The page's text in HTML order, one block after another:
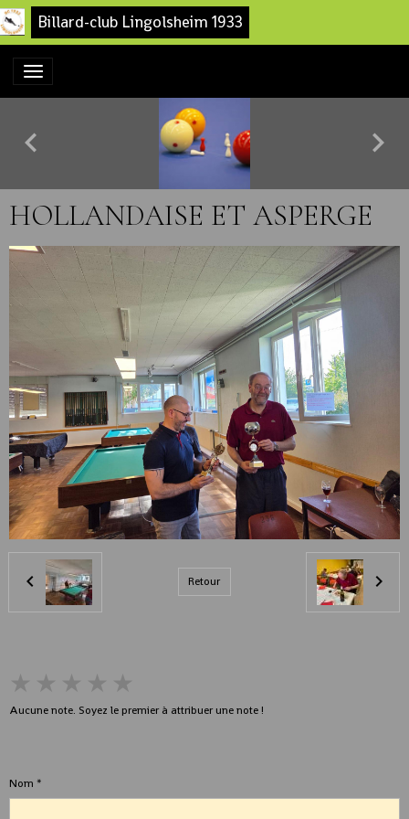
Billard-club Lingolsheim 1933
HOLLANDAISE ET ASPERGE
Retour
★ ★ ★ ★ ★
Aucune note. Soyez le premier à attribuer une note !
Nom